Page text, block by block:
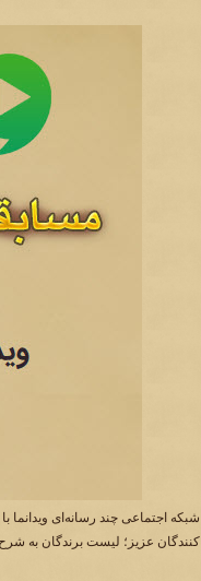
شبکه اجتماعی چند رسانه‌ای ویدانما
کنندگان عزیز؛ لیست برندگان به